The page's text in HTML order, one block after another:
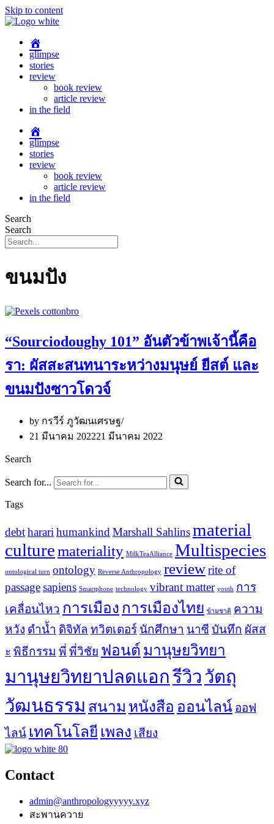
Skip to content
glimpse
stories
review
book review
article review
in the field
glimpse
stories
review
book review
article review
in the field
Search
Search
ขนมปัง
“Sourciodoughy 101” อันตัวข้าพเจ้านี้คือ
รา: ผัสสะสนทนาระหว่างมนุษย์ ยีสต์ และ
ขนมปังซาวโดวจ์
by กรวีร์ ภูวัฒนเศรษฐ
21 มีนาคม 202221 มีนาคม 2022
Search
Search for...
Tags
debtharari humankind Marshall Sahlinsmaterial
culturemateriality MilkTeaAlliance Multispecies
ontological turn ontology Reverse Anthropology reviewrite of
passagesapiens Smartphone technology vibrant matter youth การ
เคลื่อนไหว การเมือง การเมืองไทย ข้ามชาติ ความ
หวัง ดำน้ำ ดิจิทัล ทวิตเตอร์ นักศึกษา นาซี บันทึก ผัสส
ะ พิธีกรรม พี่ พี่วิชัย ฟอนต์ มานุษยวิทยา
มานุษยวิทยาปลดแอกรีวิววัตถุ
วัฒนธรรม สนาม หนังสือ ออนไลน์ ออฟ
ไลน์ เทคโนโลยี เพลง เสียง
Contact
admin@anthropologyyyyy.xyz
สะพานควาย